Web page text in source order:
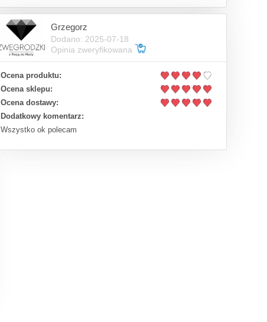
Grzegorz
Dodano: 2025-07-18
Opinia zweryfikowana
Ocena produktu:
Ocena sklepu:
Ocena dostawy:
Dodatkowy komentarz:
Wszystko ok polecam